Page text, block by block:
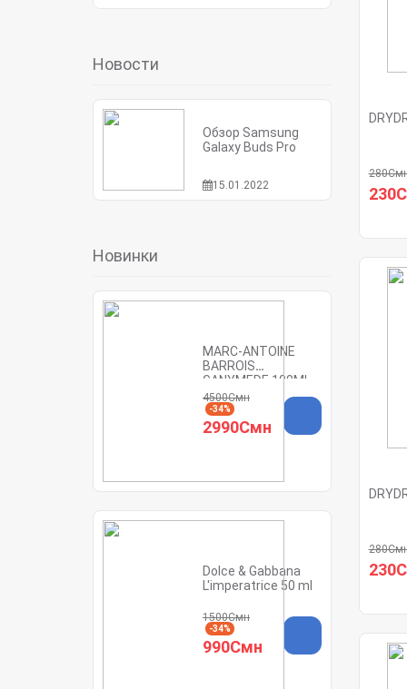
Новости
Обзор Samsung
Galaxy Buds Pro
15.01.2022
Новинки
MARC-ANTOINE
BARROIS
GANYMEDE 100ML
4500Смн
-34%
2990Смн
Dolce & Gabbana
L'imperatrice 50 ml
1500Смн
-34%
990Смн